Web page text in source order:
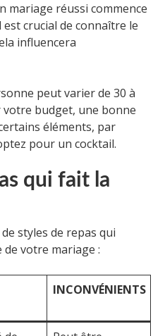
mariage réussi commence
est crucial de connaître le
influencera
peut varier de 30 à
budget, une bonne
éléments, par
pour un cocktail.
qui fait la
styles de repas qui
de votre mariage :
INCONVÉNIENTS